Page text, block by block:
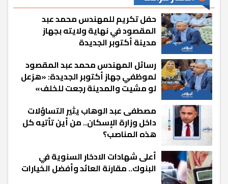
حفل تكريم للمهندس محمد عبد
المقصود في نهاية ولايته بجهاز
مدينة أكتوبر الجديدة
رسائل المهندس محمد عبد المقصود
لموظفي جهاز أكتوبر الجديدة: «هزعل
لو مشيت والمدينة رجعت للخلف»
مصطفى عبد الوهاب يثير التساؤلات
داخل وزارة الإسكان.. من أين تأتيه كل
هذه المناصب؟
أعلى شهادات الادخار السنوية في
البنوك.. مقارنة العائد وأفضل الخيارات